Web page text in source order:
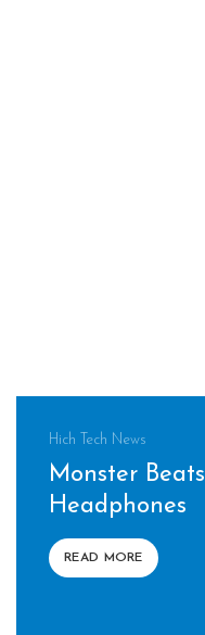
Hich Tech News
Monster Beats
Headphones
READ MORE